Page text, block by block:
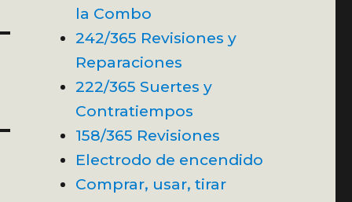
la Combo
242/365 Revisiones y
Reparaciones
222/365 Suertes y
Contratiempos
158/365 Revisiones
Electrodo de encendido
Comprar, usar, tirar